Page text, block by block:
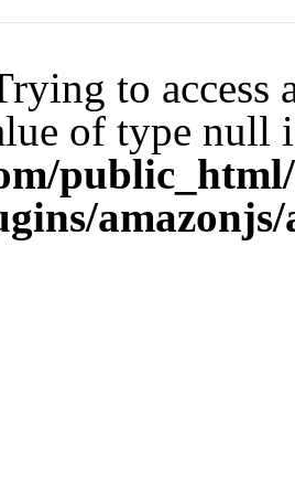
to access
of type null